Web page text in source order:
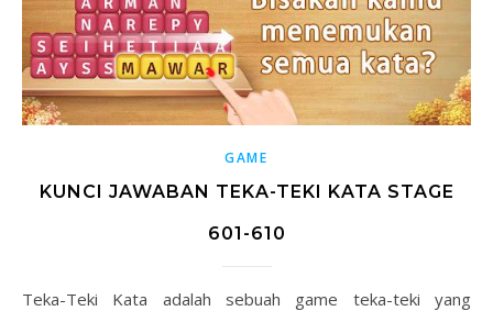
GAME
KUNCI JAWABAN TEKA-TEKI KATA STAGE
601-610
Teka-Teki Kata adalah sebuah game teka-teki yang